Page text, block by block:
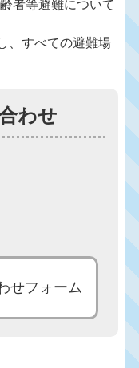
者等避難について
、すべての避難場
わせ
せフォーム